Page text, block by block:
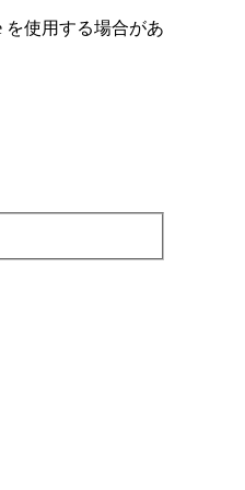
使⽤する場合があ